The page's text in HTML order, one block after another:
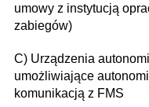
umowy z instytucją
zabiegów)
C) Urządzenia
umożliwiające
komunikacją z FMS